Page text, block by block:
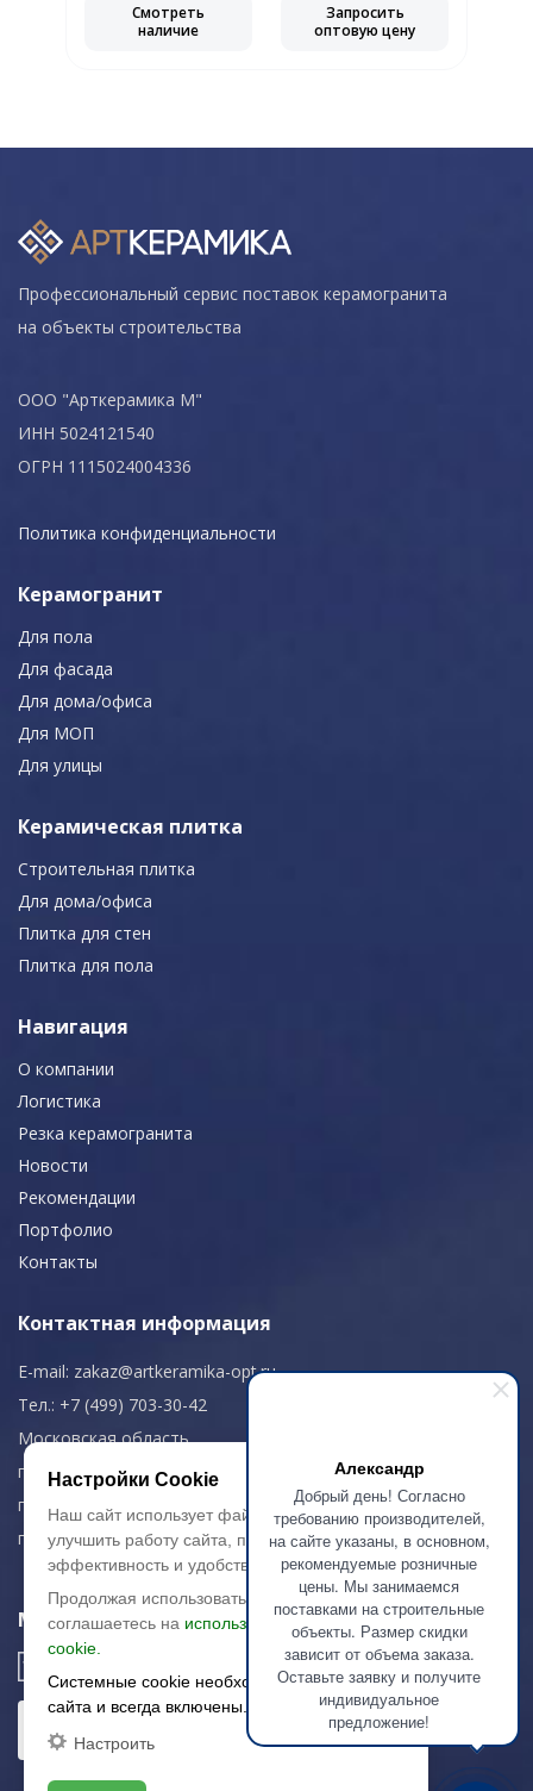
Александр
Добрый день! Согласно
требованию производителей,
на сайте указаны, в основном,
рекомендуемые розничные
цены. Мы занимаемся
поставками на строительные
объекты. Размер скидки
зависит от объема заказа.
Оставьте заявку и получите
индивидуальное
предложение!
Смотреть
наличие
Запросить
оптовую цену
Профессиональный сервис поставок керамогранита
на объекты строительства
ООО "Арткерамика М"
ИНН 5024121540
ОГРН 1115024004336
Политика конфиденциальности
Керамогранит
Для пола
Для фасада
Для дома/офиса
Для МОП
Для улицы
Керамическая плитка
Строительная плитка
Для дома/офиса
Плитка для стен
Плитка для пола
Навигация
О компании
Логистика
Резка керамогранита
Новости
Рекомендации
Портфолио
Контакты
Контактная информация
E-mail: zakaz@artkeramika-opt.ru
Тел.: +7 (499) 703-30-42
Московская область,
г. Красногорск
пн-чт: 09.00-18.00
пт: 09.00-17.00
Мы в соц. сетях
Настройки Cookie
Наш сайт использует файлы cookie, чтобы
улучшить работу сайта, повысить его
эффективность и удобство.
Продолжая использовать сайт, вы
соглашаетесь на использование файлов
cookie.
Системные cookie необходимы для работы
сайта и всегда включены.
Настроить